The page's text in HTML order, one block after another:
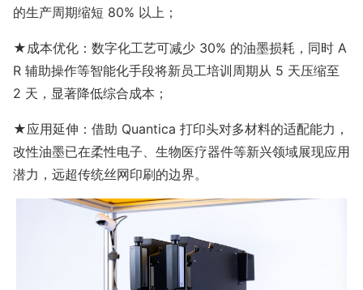
的生产周期缩短 80% 以上；
★成本优化：数字化工艺可减少 30% 的油墨损耗，同时 A
R 辅助操作等智能化手段将新员工培训周期从 5 天压缩至
2 天，显著降低综合成本；
★应用延伸：借助 Quantica 打印头对多材料的适配能力，
改性油墨已在柔性电子、生物医疗器件等新兴领域展现应用
潜力，远超传统丝网印刷的边界。